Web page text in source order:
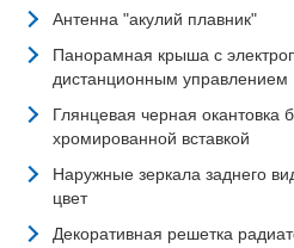
Антенна "акулий плавник"
Панорамная крыша с
дистанционным управлением
Глянцевая черная окантовка
хромированной вставкой
Наружные зеркала заднего
цвет
Декоративная решетка